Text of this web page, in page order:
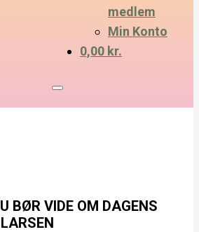
medlem
Min Konto
0,00 kr.
BØR VIDE OM DAGENS